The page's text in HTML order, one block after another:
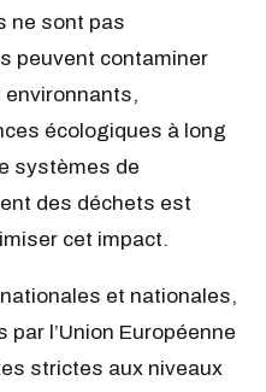
ne sont pas
peuvent contaminer
environnants,
écologiques à long
systèmes de
des déchets est
cet impact.
et nationales,
l’Union Européenne
strictes aux niveaux